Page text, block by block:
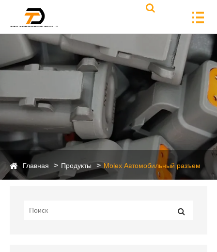
Главная Продукты Molex Автомобильный разъем